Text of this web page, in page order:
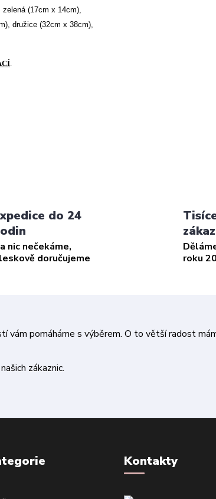
(17cm x 14cm),
družice (32cm x 38cm),
.
do 24
nic nečekáme,
doručujeme
roku
vám pomáháme s výběrem. O to větší radost
zákaznic.
Kontakty